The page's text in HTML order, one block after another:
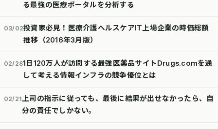
る最強の医療ポータルを分析する
03/02投資家必見！医療介護ヘルスケアIT上場企業の時価総額
推移（2016年3月版）
02/281日120万人が訪問する最強医薬品サイトDrugs.comを通
して考える情報インフラの競争優位とは
02/21上司の指示に従っても、最後に結果が出せなかったら、自
分の責任でしかない。